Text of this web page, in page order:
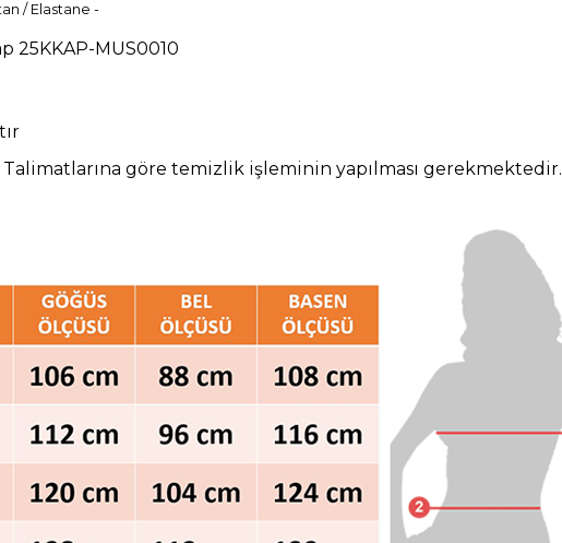
/ Elastane -
25KKAP-MUS0010
göre temizlik işleminin yapılması gerekmektedir.